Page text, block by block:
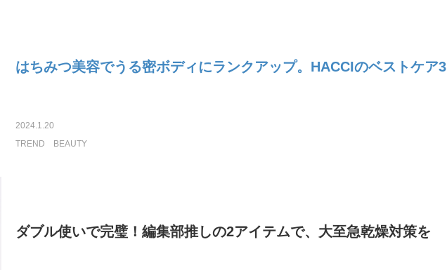
はちみつ美容でうる密ボディにランクアップ。HACCIのベストケア3
2024.1.20
TREND
BEAUTY
ダブル使いで完璧！編集部推しの2アイテムで、大至急乾燥対策を